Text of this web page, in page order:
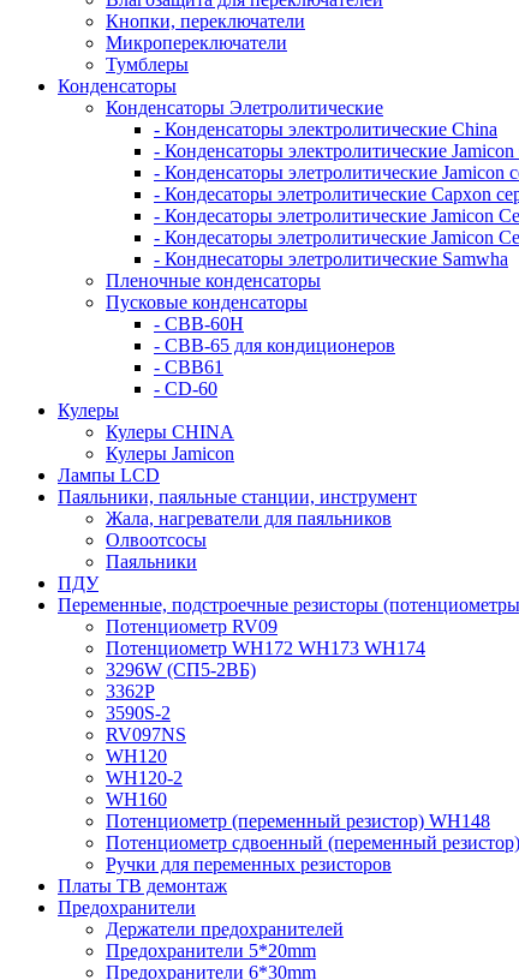
Кнопки, переключатели
Микропереключатели
Тумблеры
Конденсаторы
Конденсаторы Элетролитические
- Конденсаторы электролитические China
- Конденсаторы электролитические
- Конденсаторы элетролитические
- Кондесаторы элетролитические Capxon
- Кондесаторы элетролитические Jamicon
- Кондесаторы элетролитические Jamicon
- Конднесаторы элетролитические Samwha
Пленочные конденсаторы
Пусковые конденсаторы
- CBB-60H
- CBB-65 для кондиционеров
- CBB61
- CD-60
Кулеры
Кулеры CHINA
Кулеры Jamicon
Лампы LCD
Паяльники, паяльные станции, инструмент
Жала, нагреватели для паяльников
Олвоотсосы
Паяльники
ПДУ
Переменные, подстроечные резисторы
Потенциометр RV09
Потенциометр WH172 WH173 WH174
3296W (СП5-2ВБ)
3362P
3590S-2
RV097NS
WH120
WH120-2
WH160
Потенциометр (переменный резистор) WH148
Потенциометр сдвоенный (переменный
Ручки для переменных резисторов
Платы ТВ демонтаж
Предохранители
Держатели предохранителей
Предохранители 5*20mm
Предохранители 6*30mm